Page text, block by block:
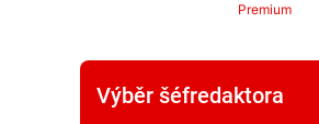
Premium
Výběr šéfredaktora